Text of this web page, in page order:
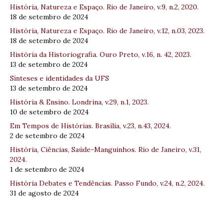
História, Natureza e Espaço. Rio de Janeiro, v.9, n.2, 2020.
18 de setembro de 2024
História, Natureza e Espaço. Rio de Janeiro, v.12, n.03, 2023.
18 de setembro de 2024
História da Historiografia. Ouro Preto, v.16, n. 42, 2023.
13 de setembro de 2024
Sínteses e identidades da UFS
13 de setembro de 2024
História & Ensino. Londrina, v.29, n.1, 2023.
10 de setembro de 2024
Em Tempos de Histórias. Brasília, v.23, n.43, 2024.
2 de setembro de 2024
História, Ciências, Saúde-Manguinhos. Rio de Janeiro, v.31,
2024.
1 de setembro de 2024
História Debates e Tendências. Passo Fundo, v.24, n.2, 2024.
31 de agosto de 2024